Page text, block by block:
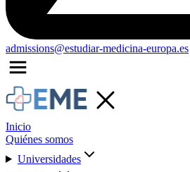
admissions@estudiar-medicina-europa.es
Inicio
Quiénes somos
Universidades